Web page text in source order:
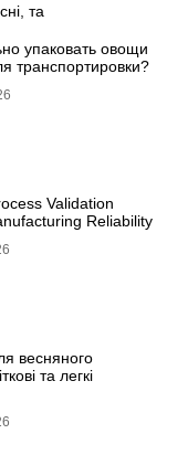
та
упаковать овощи
транспортировки?
Validation
Reliability
весняного
та легкі